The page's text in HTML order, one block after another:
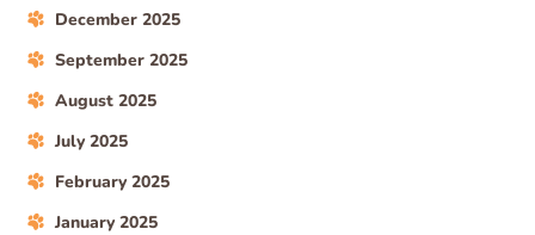
December 2025
September 2025
August 2025
July 2025
February 2025
January 2025